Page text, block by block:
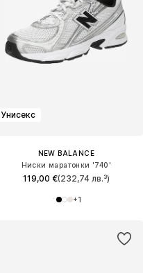
Унисекс
NEW BALANCE
Ниски маратонки '740'
119,00 €(232,74 лв.³)
+1